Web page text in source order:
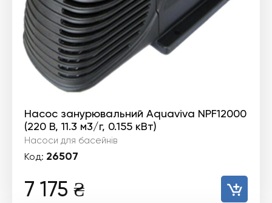
Насос занурювальний Aquaviva NPF12000
(220 В, 11.3 м3/г, 0.155 кВт)
Насоси для басейнів
Код: 26507
7 175 ₴